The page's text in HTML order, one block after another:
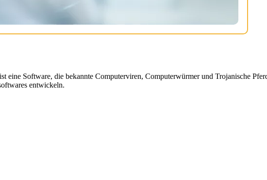
Software, die bekannte Computerviren, Computerwürmer und Trojanische
entwickeln.